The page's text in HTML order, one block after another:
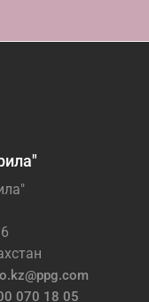
070 18 05